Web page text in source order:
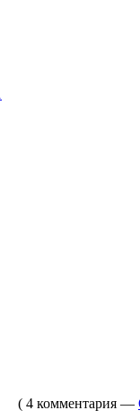
( 4 комментария —